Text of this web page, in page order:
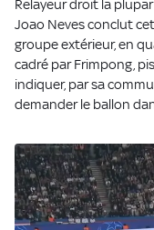
Relayeur droit la
Joao Neves conclut
groupe extérieur, en
cadré par Frimpong,
indiquer, par sa
demander le ballon